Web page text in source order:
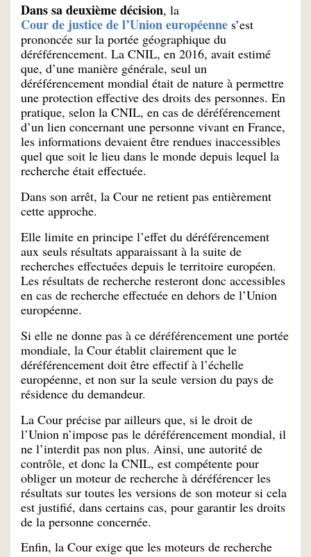
Dans sa deuxième décision, la
Cour de justice de l’Union européenne s’est
prononcée sur la portée géographique du
déréférencement. La CNIL, en 2016, avait estimé
que, d’une manière générale, seul un
déréférencement mondial était de nature à permettre
une protection effective des droits des personnes. En
pratique, selon la CNIL, en cas de déréférencement
d’un lien concernant une personne vivant en France,
les informations devaient être rendues inaccessibles
quel que soit le lieu dans le monde depuis lequel la
recherche était effectuée.
Dans son arrêt, la Cour ne retient pas entièrement
cette approche.
Elle limite en principe l’effet du déréférencement
aux seuls résultats apparaissant à la suite de
recherches effectuées depuis le territoire européen.
Les résultats de recherche resteront donc accessibles
en cas de recherche effectuée en dehors de l’Union
européenne.
Si elle ne donne pas à ce déréférencement une portée
mondiale, la Cour établit clairement que le
déréférencement doit être effectif à l’échelle
européenne, et non sur la seule version du pays de
résidence du demandeur.
La Cour précise par ailleurs que, si le droit de
l’Union n’impose pas le déréférencement mondial, il
ne l’interdit pas non plus. Ainsi, une autorité de
contrôle, et donc la CNIL, est compétente pour
obliger un moteur de recherche à déréférencer les
résultats sur toutes les versions de son moteur si cela
est justifié, dans certains cas, pour garantir les droits
de la personne concernée.
Enfin, la Cour exige que les moteurs de recherche